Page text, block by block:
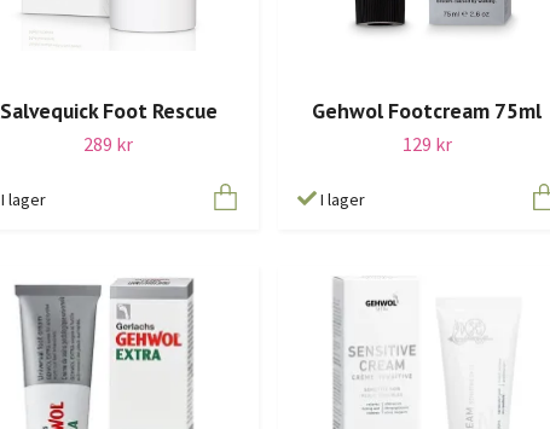
Salvequick Foot Rescue
289 kr
I lager
Gehwol Footcream 75ml
129 kr
I lager